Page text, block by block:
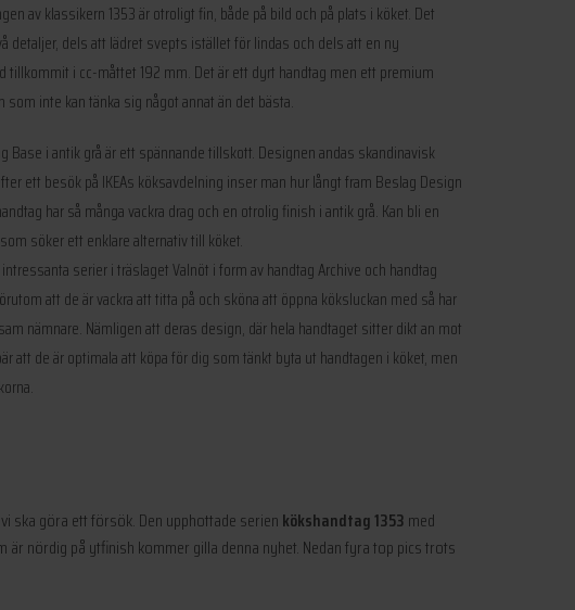
av klassikern 1353 är otroligt fin, både på bild och på plats i köket. Det
detaljer, dels att lädret svepts istället för lindas och dels att en ny
tillkommit i cc-måttet 192 mm. Det är ett dyrt handtag men ett premium
som inte kan tänka sig något annat än det bästa.
Base i antik grå är ett spännande tillskott. Designen andas skandinavisk
ett besök på IKEAs köksavdelning inser man hur långt fram Beslag Design
har så många vackra drag och en otrolig finish i antik grå. Kan bli en
söker ett enklare alternativ till köket.
serier i träslaget Valnöt i form av handtag Archive och handtag
att de är vackra att titta på och sköna att öppna köksluckan med så har
nämnare. Nämligen att deras design, där hela handtaget sitter dikt an mot
att de är optimala att köpa för dig som tänkt byta ut handtagen i köket, men
ska göra ett försök. Den upphottade serien kökshandtag 1353 med
nördig på ytfinish kommer gilla denna nyhet. Nedan fyra top pics trots